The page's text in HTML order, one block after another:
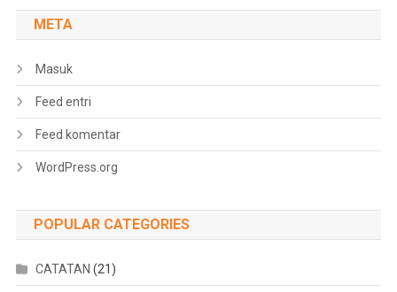
META
Masuk
Feed entri
Feed komentar
WordPress.org
POPULAR CATEGORIES
CATATAN (21)